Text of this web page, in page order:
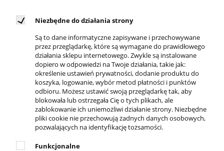
DOSTĘPNI KURIERZY
REGULAMINY
Niezbędne do działania strony
Są to dane informatyczne zapisywane i przechowywane
przez przeglądarkę, które są wymagane do prawidłowego
działania sklepu internetowego. Zwykle są instalowane
dopiero w odpowiedzi na Twoje działania, takie jak:
określenie ustawień prywatności, dodanie produktu do
koszyka, logowanie, wybór metod płatności i punktów
odbioru. Możesz ustawić swoją przeglądarkę tak, aby
blokowała lub ostrzegała Cię o tych plikach, ale
zablokowanie ich uniemożliwi działanie strony. Niezbędne
pliki cookie nie przechowują żadnych danych osobowych,
pozwalających na identyfikację tożsamości.
Funkcjonalne